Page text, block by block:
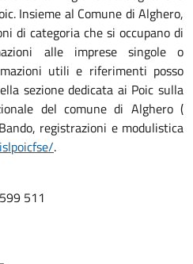
Insieme al Comune di Alghero,
di categoria che si occupano di
alle imprese singole o
utili e riferimenti posso
sezione dedicata ai Poic sulla
del comune di Alghero (
registrazioni e modulistica
.
511